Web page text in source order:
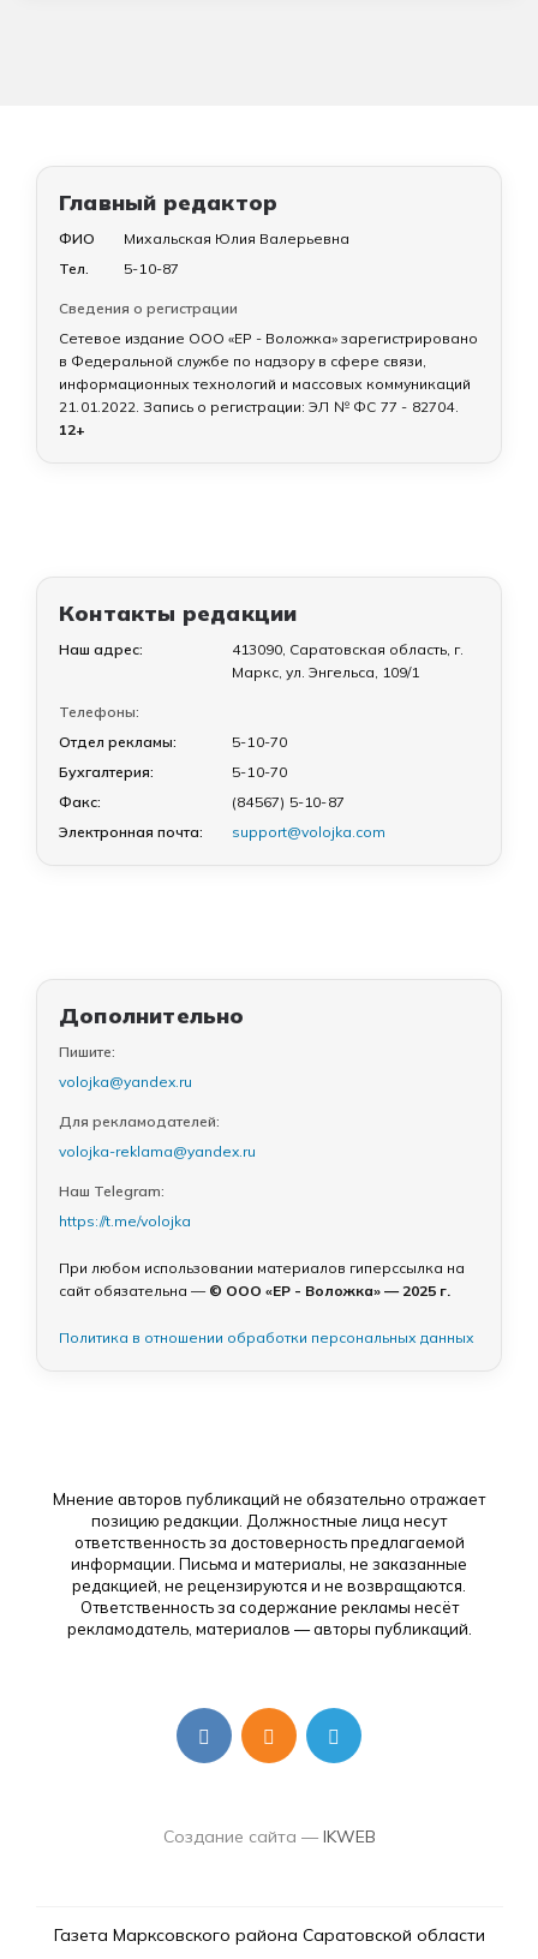
Главный редактор
ФИО
Михальская Юлия Валерьевна
Тел.
5-10-87
Сведения о регистрации
Сетевое издание ООО «ЕР - Воложка» зарегистрировано
в Федеральной службе по надзору в сфере связи,
информационных технологий и массовых коммуникаций
21.01.2022. Запись о регистрации: ЭЛ № ФС 77 - 82704.
12+
Контакты редакции
Наш адрес:
413090, Саратовская область, г.
Маркс, ул. Энгельса, 109/1
Телефоны:
Отдел рекламы:
5-10-70
Бухгалтерия:
5-10-70
Факс:
(84567) 5-10-87
Электронная почта:
support@volojka.com
Дополнительно
Пишите:
volojka@yandex.ru
Для рекламодателей:
volojka-reklama@yandex.ru
Наш Telegram:
https://t.me/volojka
При любом использовании материалов гиперссылка на
сайт обязательна — © ООО «ЕР - Воложка» — 2025 г.
Политика в отношении обработки персональных данных
Мнение авторов публикаций не обязательно отражает
позицию редакции. Должностные лица несут
ответственность за достоверность предлагаемой
информации. Письма и материалы, не заказанные
редакцией, не рецензируются и не возвращаются.
Ответственность за содержание рекламы несёт
рекламодатель, материалов — авторы публикаций.
Создание сайта — IKWEB
Газета Марксовского района Саратовской области